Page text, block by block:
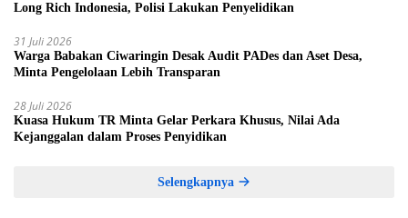
Long Rich Indonesia, Polisi Lakukan Penyelidikan
31 Juli 2026
Warga Babakan Ciwaringin Desak Audit PADes dan Aset Desa,
Minta Pengelolaan Lebih Transparan
28 Juli 2026
Kuasa Hukum TR Minta Gelar Perkara Khusus, Nilai Ada
Kejanggalan dalam Proses Penyidikan
Selengkapnya